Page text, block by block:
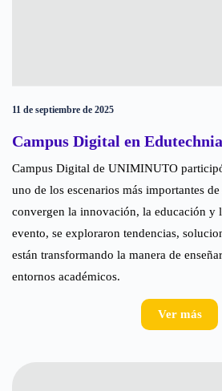
11 de septiembre de 2025
Campus Digital en Edutechnia
Campus Digital de UNIMINUTO
uno de los escenarios más importantes
convergen la innovación, la educación y
evento, se exploraron tendencias,
están transformando la manera de
entornos académicos.
Ver más